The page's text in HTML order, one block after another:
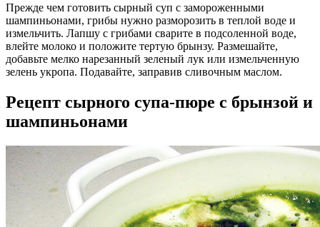
Прежде чем готовить сырный суп с замороженными
шампиньонами, грибы нужно разморозить в теплой воде и
измельчить. Лапшу с грибами сварите в подсоленной воде,
влейте молоко и положите тертую брынзу. Размешайте,
добавьте мелко нарезанный зеленый лук или измельченную
зелень укропа. Подавайте, заправив сливочным маслом.
Рецепт сырного супа-пюре с брынзой и
шампиньонами